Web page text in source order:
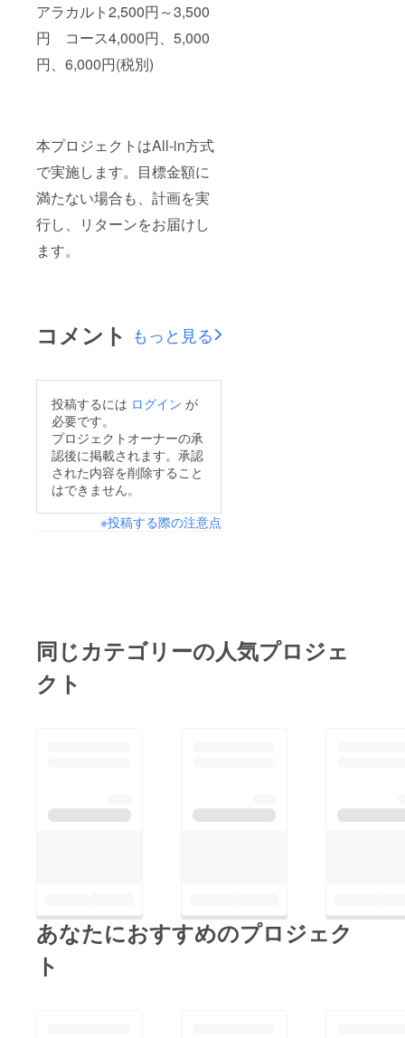
アラカルト2,500円～3,500
円 コース4,000円、5,000
円、6,000円(税別)
本プロジェクトはAll-in方式
で実施します。目標金額に
満たない場合も、計画を実
行し、リターンをお届けし
ます。
コメント もっと見る
投稿するには ログイン が
必要です。
プロジェクトオーナーの承
認後に掲載されます。承認
された内容を削除すること
はできません。
※投稿する際の注意点
同じカテゴリーの人気プロジェ
クト
あなたにおすすめのプロジェク
ト